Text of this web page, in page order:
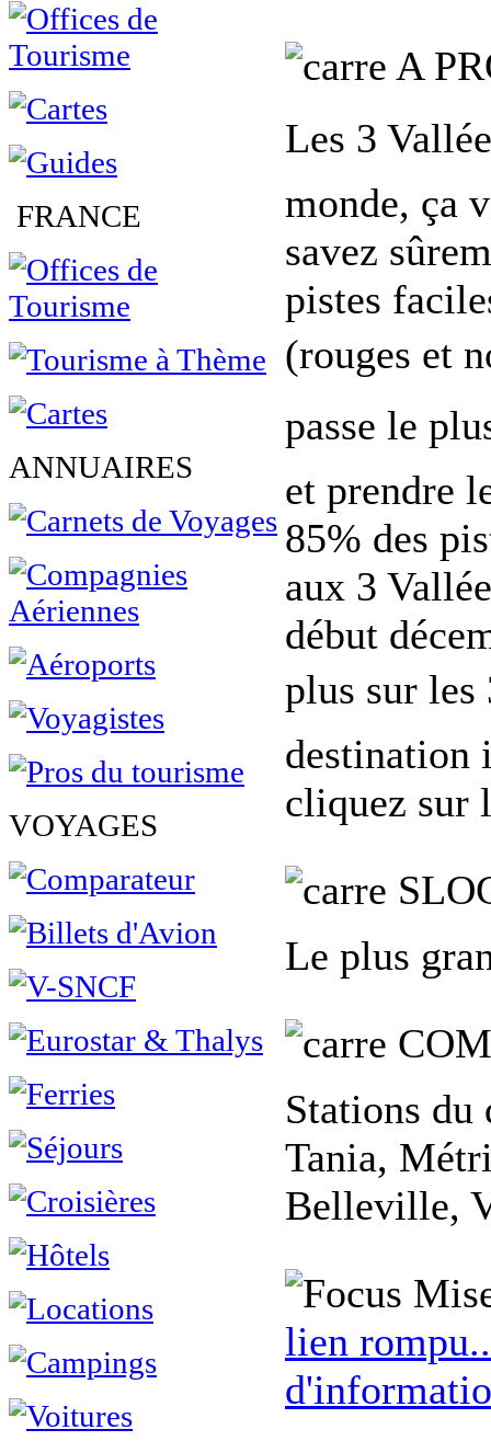
FRANCE
ANNUAIRES
VOYAGES
A
Les 3
monde, ça
savez
pistes
(rouges et
passe le
et prendre
85% des
aux 3
début
plus sur les
destination
cliquez sur
Le plus
Stations du
Tania,
Belleville,
lien